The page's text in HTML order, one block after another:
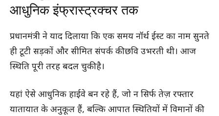
आधुनिक इंफ्रास्ट्रक्चर तक
प्रधानमंत्री ने याद दिलाया कि एक समय नॉर्थ ईस्ट का नाम सुनते
ही टूटी सड़कों और सीमित संपर्क की छवि उभरती थी। आज
स्थिति पूरी तरह बदल चुकी है।
यहां ऐसे आधुनिक हाईवे बन रहे हैं, जो न सिर्फ तेज़ रफ्तार
यातायात के अनुकूल हैं, बल्कि आपात स्थितियों में विमानों की